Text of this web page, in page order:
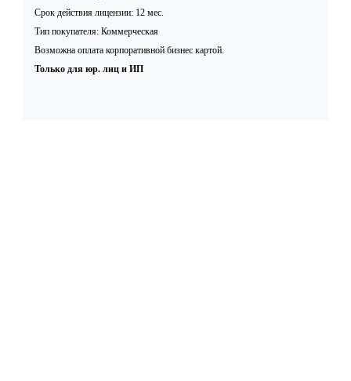
Срок действия лицензии: 12 мес.
Тип покупателя: Коммерческая
Возможна оплата корпоративной бизнес картой.
Только для юр. лиц и ИП